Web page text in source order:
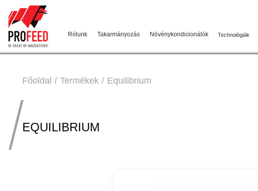
Rólunk Takarmányozás Növénykondicionálók Technológiák
Főoldal Termékek Equilibrium
EQUILIBRIUM